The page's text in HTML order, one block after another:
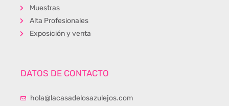
Muestras
Alta Profesionales
Exposición y venta
DATOS DE CONTACTO
hola@lacasadelosazulejos.com